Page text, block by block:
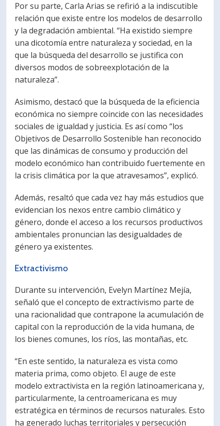
Por su parte, Carla Arias se refirió a la indiscutible
relación que existe entre los modelos de desarrollo
y la degradación ambiental. “Ha existido siempre
una dicotomía entre naturaleza y sociedad, en la
que la búsqueda del desarrollo se justifica con
diversos modos de sobreexplotación de la
naturaleza”.
Asimismo, destacó que la búsqueda de la eficiencia
económica no siempre coincide con las necesidades
sociales de igualdad y justicia. Es así como “los
Objetivos de Desarrollo Sostenible han reconocido
que las dinámicas de consumo y producción del
modelo económico han contribuido fuertemente en
la crisis climática por la que atravesamos”, explicó.
Además, resaltó que cada vez hay más estudios que
evidencian los nexos entre cambio climático y
género, donde el acceso a los recursos productivos
ambientales pronuncian las desigualdades de
género ya existentes.
Extractivismo
Durante su intervención, Evelyn Martínez Mejía,
señaló que el concepto de extractivismo parte de
una racionalidad que contrapone la acumulación de
capital con la reproducción de la vida humana, de
los bienes comunes, los ríos, las montañas, etc.
“En este sentido, la naturaleza es vista como
materia prima, como objeto. El auge de este
modelo extractivista en la región latinoamericana y,
particularmente, la centroamericana es muy
estratégica en términos de recursos naturales. Esto
ha generado luchas territoriales y persecución